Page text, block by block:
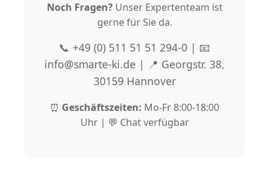
Noch Fragen?Unser Expertenteam ist
gerne für Sie da.
📞 +49 (0) 511 51 51 294-0 | 📧
info@smarte-ki.de | 📍 Georgstr. 38,
30159 Hannover
⏰ Geschäftszeiten: Mo-Fr 8:00-18:00
Uhr | 💬 Chat verfügbar